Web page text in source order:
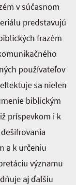
v súčasnom
predstavujú
frazém
používateľov
sa nielen
biblickým
príspevkom i k
a k určeniu
významu
aj ďalšiu